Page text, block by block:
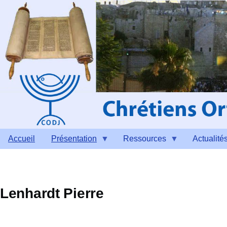
Aller au contenu principal
Accueil Présentation Ressources
Lenhardt Pierre